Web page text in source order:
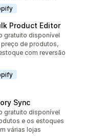
Product Editor
todo
gratuito disponível
preço de produtos,
com reversão
Sync
todo
gratuito disponível
e os estoques
várias lojas